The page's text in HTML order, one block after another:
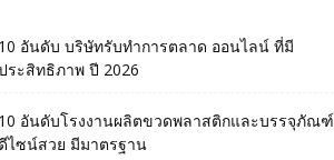
10 อันดับ บริษัทรับทำการตลาด ออนไลน์ ที่มี
ระสิทธิภาพ ปี 2026
10 อันดับโรงงานผลิตขวดพลาสติกและบรรจุภัณฑ์
ดีไซน์สวย มีมาตรฐาน